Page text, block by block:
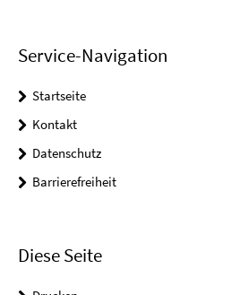
Service-Navigation
Startseite
Kontakt
Datenschutz
Barrierefreiheit
Diese Seite